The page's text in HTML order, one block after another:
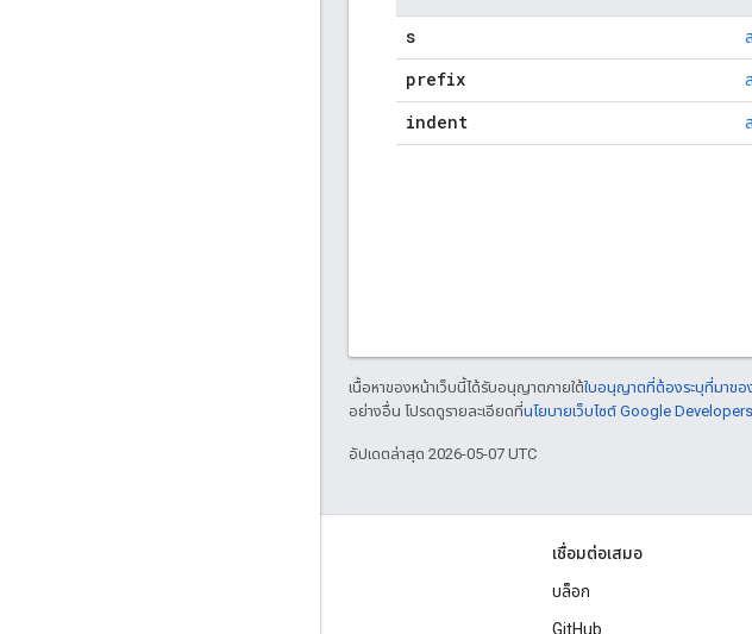
s
prefix
indent
เนื้อหาของหน้าเว็บนี้ได้รับอนุญาตภายใต้ใบอนุญาตที่ต้องระบุที่มาข
อย่างอื่น โปรดดูรายละเอียดที่นโยบายเว็บไซต์ Google Developers
อัปเดตล่าสุด 2026-05-07 UTC
เชื่อมต่อเสมอ
บล็อก
GitHub